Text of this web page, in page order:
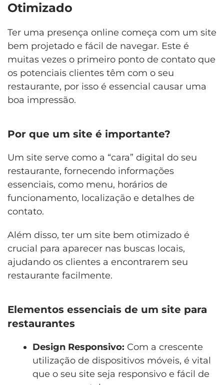
Otimizado
Ter uma presença online começa com um site
bem projetado e fácil de navegar. Este é
muitas vezes o primeiro ponto de contato que
os potenciais clientes têm com o seu
restaurante, por isso é essencial causar uma
boa impressão.
Por que um site é importante?
Um site serve como a “cara” digital do seu
restaurante, fornecendo informações
essenciais, como menu, horários de
funcionamento, localização e detalhes de
contato.
Além disso, ter um site bem otimizado é
crucial para aparecer nas buscas locais,
ajudando os clientes a encontrarem seu
restaurante facilmente.
Elementos essenciais de um site para
restaurantes
Design Responsivo: Com a crescente
utilização de dispositivos móveis, é vital
que o seu site seja responsivo e fácil de